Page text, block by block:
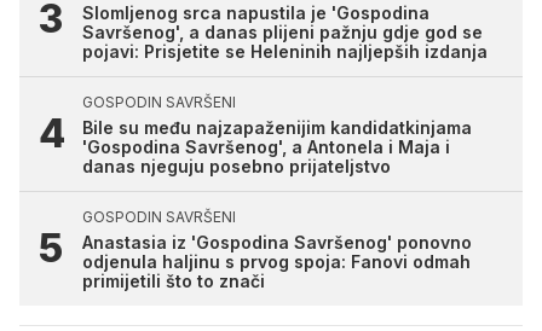
Slomljenog srca napustila je 'Gospodina
Savršenog', a danas plijeni pažnju gdje god se
pojavi: Prisjetite se Heleninih najljepših izdanja
GOSPODIN SAVRŠENI
Bile su među najzapaženijim kandidatkinjama
'Gospodina Savršenog', a Antonela i Maja i
danas njeguju posebno prijateljstvo
GOSPODIN SAVRŠENI
Anastasia iz 'Gospodina Savršenog' ponovno
odjenula haljinu s prvog spoja: Fanovi odmah
primijetili što to znači